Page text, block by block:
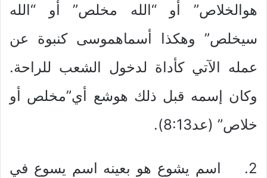
هوالخلاص” أو “الله مخلص” أو “الله
سيخلص” وهكذا أسماهموسى كنبوة عن
عمله الآتي كأداة لدخول الشعب للراحة.
وكان إسمه قبل ذلك هوشع أي”مخلص أو
خلاص” (عد8:13).
2. اسم يشوع هو بعينه اسم يسوع في